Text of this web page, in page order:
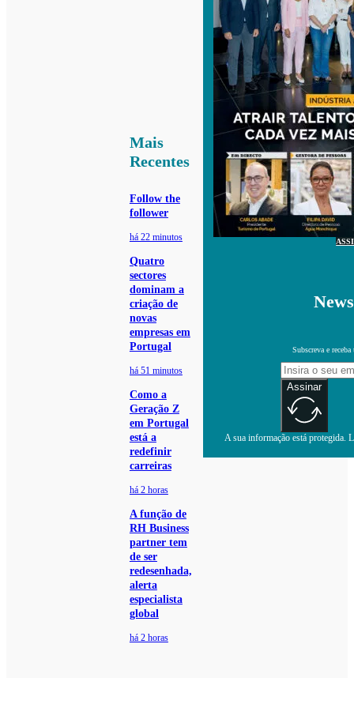
Mais
Recentes
Follow the
follower
há 22 minutos
Quatro
sectores
dominam a
criação de
novas
empresas em
Portugal
há 51 minutos
Como a
Geração Z
em Portugal
está a
redefinir
carreiras
há 2 horas
A função de
RH Business
partner tem
de ser
redesenhada,
alerta
especialista
global
há 2 horas
Subscreva e
Assinar
A sua informação está protegida.